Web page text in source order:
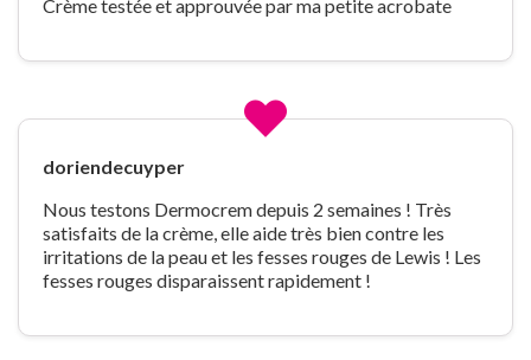
Crème testée et approuvée par ma petite acrobate
doriendecuyper
Nous testons Dermocrem depuis 2 semaines ! Très
satisfaits de la crème, elle aide très bien contre les
irritations de la peau et les fesses rouges de Lewis ! Les
fesses rouges disparaissent rapidement !